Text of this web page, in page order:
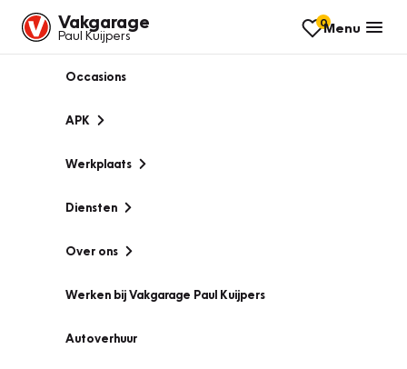
Vakgarage
Paul Kuijpers
0Menu
Occasions
APK
Werkplaats
Diensten
Over ons
Werken bij Vakgarage Paul Kuijpers
Autoverhuur